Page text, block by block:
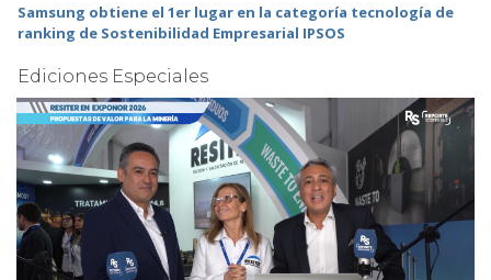
Samsung obtiene el 1er lugar en la categoría tecnología de
ranking de Sostenibilidad Empresarial IPSOS
Ediciones Especiales